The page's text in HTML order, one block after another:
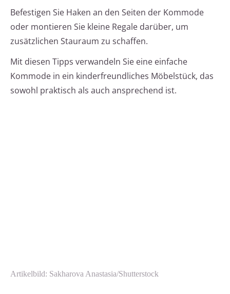
Befestigen Sie Haken an den Seiten der Kommode
oder montieren Sie kleine Regale darüber, um
zusätzlichen Stauraum zu schaffen.
Mit diesen Tipps verwandeln Sie eine einfache
Kommode in ein kinderfreundliches Möbelstück, das
sowohl praktisch als auch ansprechend ist.
Artikelbild: Sakharova Anastasia/Shutterstock